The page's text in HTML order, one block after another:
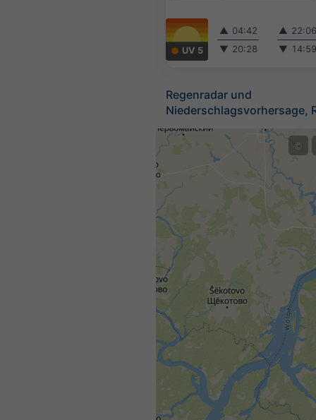
UV 5
▲ 04:42
▼ 20:28
▲
▼
Regenradar und
Niederschlagsvorhersage,
©